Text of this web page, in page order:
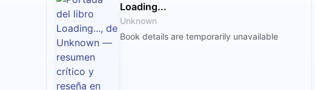
Loading...
Unknown
Book details are temporarily unavailable